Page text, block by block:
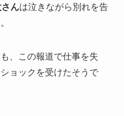
んは泣きながら別れを告
、この報道で仕事を失
ョックを受けたそうで